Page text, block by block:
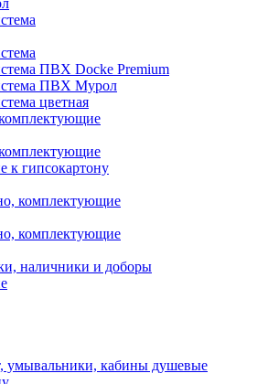
ПВХ Docke Premium
ПВХ Мурол
цветная
к гипсокартону
комплектующие
комплектующие
наличники и доборы
умывальники, кабины душевые